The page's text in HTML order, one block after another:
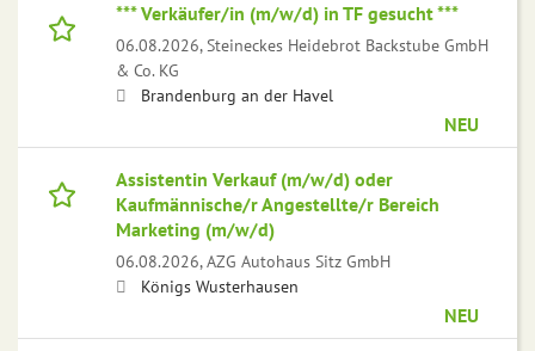
*** Verkäufer/in (m/w/d) in TF gesucht ***
06.08.2026,Steineckes Heidebrot Backstube GmbH
& Co. KG
Brandenburg an der Havel
NEU
Assistentin Verkauf (m/w/d) oder
Kaufmännische/r Angestellte/r Bereich
Marketing (m/w/d)
06.08.2026,AZG Autohaus Sitz GmbH
Königs Wusterhausen
NEU